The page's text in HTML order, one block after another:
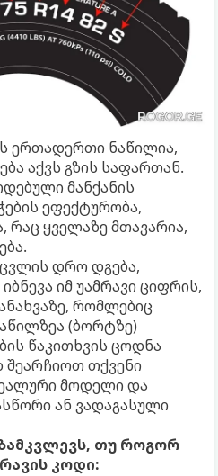
ერთადერთი ნაწილია,
აქვს გზის საფართან.
მანქანის
ეფექტურობა,
რაც ყველაზე მთავარია,
დრო დგება,
იმ უამრავი ციფრის,
რომლებიც
(ბორტზე)
წაკითხვის ცოდნა
შეარჩიოთ თქვენი
მოდელი და
ან ვადაგასული
თუ როგორ
კოდი: